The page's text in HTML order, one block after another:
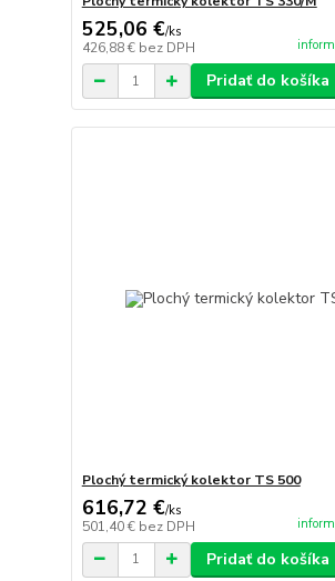
525,06 €/ks
426,88 € bez DPH
Pridať do košíka
Plochý termický kolektor TS 500
616,72 €/ks
501,40 € bez DPH
Pridať do košíka